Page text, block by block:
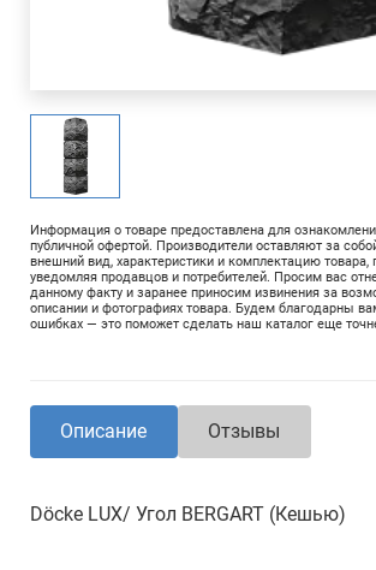
Информация о товаре предоставлена для
публичной офертой. Производители оставляют за
внешний вид, характеристики и комплектацию товара,
уведомляя продавцов и потребителей. Просим вас
данному факту и заранее приносим извинения за
описании и фотографиях товара. Будем благодарны
ошибках — это поможет сделать наш каталог еще
Описание Отзывы
Döcke LUX/ Угол BERGART (Кешью)